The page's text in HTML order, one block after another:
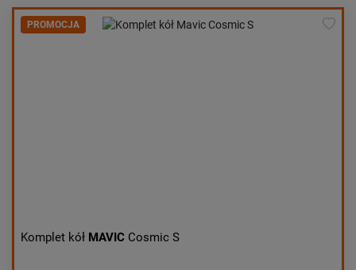
Cena:
od najniższej
od najwyższej
PROMOCJA
Komplet kół MAVIC Cosmic S